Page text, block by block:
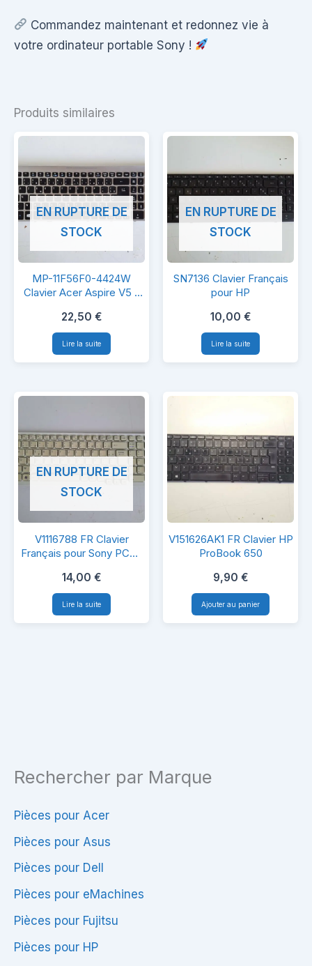
Rechercher par Marque
Pièces pour Acer
Pièces pour Asus
Pièces pour Dell
Pièces pour eMachines
Pièces pour Fujitsu
Pièces pour HP
Commandez maintenant et redonnez vie à
votre ordinateur portable Sony !
Produits similaires
MP-
11F56F0-
4424W
Clavier
Acer
V5
571
EN RUPTURE DE
STOCK
MP-11F56F0-4424W
Clavier Acer Aspire V5 –
22,50 €
Lire la suite
SN7136
Clavier
Français
pour
HP
EN RUPTURE DE
STOCK
SN7136 Clavier Français
pour HP
10,00 €
Lire la suite
V1116788
FR
Clavier
Français
pour
EN RUPTURE DE
STOCK
V1116788 FR Clavier
Français pour Sony PCG-
14,00 €
Lire la suite
V151626AK1
FR
Clavier
HP
ProBook
V151626AK1 FR Clavier HP
ProBook 650
9,90 €
Ajouter au panier